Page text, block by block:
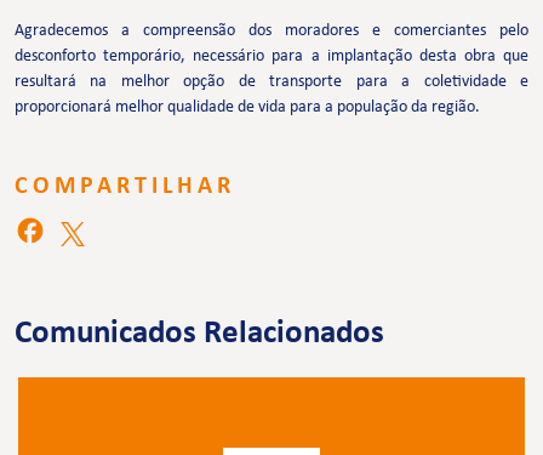
Agradecemos a compreensão dos moradores e comerciantes pelo
desconforto temporário, necessário para a implantação desta obra que
resultará na melhor opção de transporte para a coletividade e
proporcionará melhor qualidade de vida para a população da região.
COMPARTILHAR
Comunicados Relacionados